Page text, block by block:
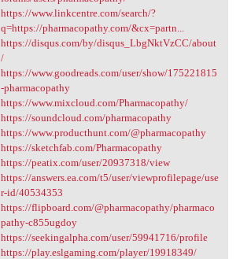
https://www.linkcentre.com/search/?
q=https://pharmacopathy.com/&cx=partn...
https://disqus.com/by/disqus_LbgNktVzCC/about
/
https://www.goodreads.com/user/show/175221815
-pharmacopathy
https://www.mixcloud.com/Pharmacopathy/
https://soundcloud.com/pharmacopathy
https://www.producthunt.com/@pharmacopathy
https://sketchfab.com/Pharmacopathy
https://peatix.com/user/20937318/view
https://answers.ea.com/t5/user/viewprofilepage/use
r-id/40534353
https://flipboard.com/@pharmacopathy/pharmaco
pathy-c855ugdoy
https://seekingalpha.com/user/59941716/profile
https://play.eslgaming.com/player/19918349/